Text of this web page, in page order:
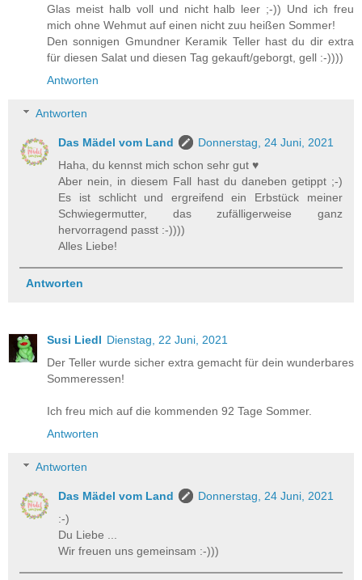
Glas meist halb voll und nicht halb leer ;-)) Und ich freu
mich ohne Wehmut auf einen nicht zuu heißen Sommer!
Den sonnigen Gmundner Keramik Teller hast du dir extra
für diesen Salat und diesen Tag gekauft/geborgt, gell :-))))
Antworten
Antworten
Das Mädel vom Land
Donnerstag, 24 Juni, 2021
Haha, du kennst mich schon sehr gut ♥
Aber nein, in diesem Fall hast du daneben getippt ;-)
Es ist schlicht und ergreifend ein Erbstück meiner
Schwiegermutter, das zufälligerweise ganz
hervorragend passt :-))))
Alles Liebe!
Antworten
Susi Liedl Dienstag, 22 Juni, 2021
Der Teller wurde sicher extra gemacht für dein wunderbares
Sommeressen!
Ich freu mich auf die kommenden 92 Tage Sommer.
Antworten
Antworten
Das Mädel vom Land
Donnerstag, 24 Juni, 2021
:-)
Du Liebe ...
Wir freuen uns gemeinsam :-)))